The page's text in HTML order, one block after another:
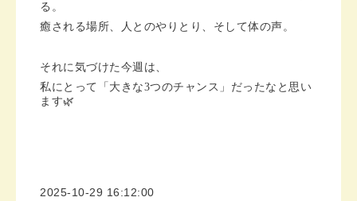
る。
癒される場所、人とのやりとり、そして体の声。
それに気づけた今週は、
私にとって「大きな3つのチャンス」だったなと思い
ます🌿
2025-10-29 16:12:00